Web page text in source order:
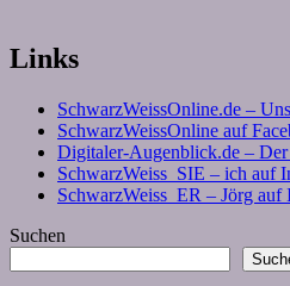
Links
SchwarzWeissOnline.de –
SchwarzWeissOnline auf
Digitaler-Augenblick.de –
SchwarzWeiss_SIE – ich auf
SchwarzWeiss_ER – Jörg auf
Suchen